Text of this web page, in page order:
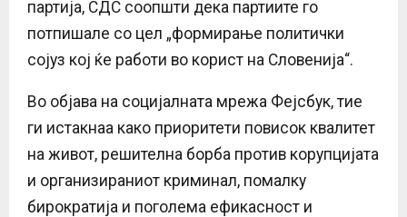
партија, СДС соопшти дека партиите го
потпишале со цел „формирање политички
сојуз кој ќе работи во корист на Словенија“.
Во објава на социјалната мрежа Фејсбук, тие
ги истакнаа како приоритети повисок квалитет
на живот, решителна борба против корупцијата
и организираниот криминал, помалку
бирократија и поголема ефикасност и